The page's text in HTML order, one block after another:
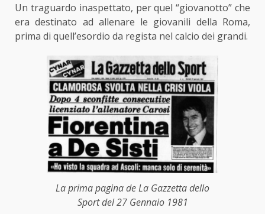
Un traguardo inaspettato, per quel “giovanotto” che
era destinato ad allenare le giovanili della Roma,
prima di quell’esordio da regista nel calcio dei grandi.
La prima pagina de La Gazzetta dello
Sport del 27 Gennaio 1981